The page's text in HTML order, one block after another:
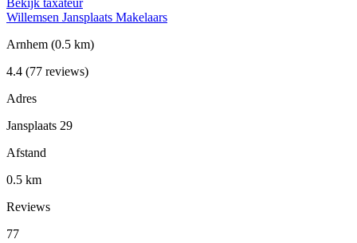
Bekijk taxateur
Willemsen Jansplaats Makelaars
Arnhem (0.5 km)
4.4 (77 reviews)
Adres
Jansplaats 29
Afstand
0.5 km
Reviews
77